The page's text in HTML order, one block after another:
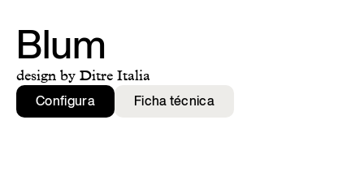
Catálogos y Materiales
Ditre for Professionals
Puntos de Venta
News & Press
Área Reservada
Español
Русский
简体中文
Blum
design by Ditre Italia
Configura Ficha técnica